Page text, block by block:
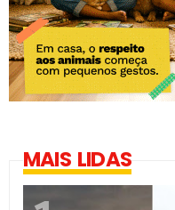
MAIS LIDAS